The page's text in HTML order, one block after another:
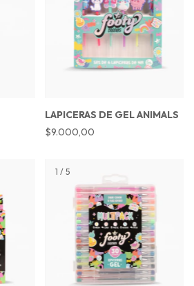
LAPICERAS DE GEL ANIMALS
$9.000,00
1 / 5